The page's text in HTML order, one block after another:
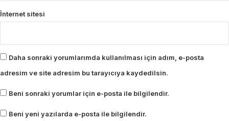
İnternet sitesi
Daha sonraki yorumlarımda kullanılması için adım, e-posta
adresim ve site adresim bu tarayıcıya kaydedilsin.
Beni sonraki yorumlar için e-posta ile bilgilendir.
Beni yeni yazılarda e-posta ile bilgilendir.